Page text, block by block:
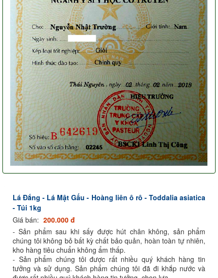
Lá Đắng - Lá Mật Gấu - Hoàng liên ô rô - Toddalia asiatica
- Túi 1kg
Giá bán: 200.000 đ
- Sản phẩm sau khi sấy được hút chân không, sản phẩm
chúng tôi không bỏ bất kỳ chất bảo quản, hoàn toàn tự nhiên,
kho hàng tiêu chuẩn không ẩm thấp.
- Sản phẩm chúng tôi được rất nhiều quý khách hàng tin
tưởng và sử dụng. Sản phẩm chúng tôi đã đi khắp nước và